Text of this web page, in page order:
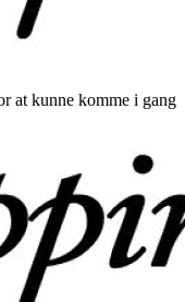
at kunne komme i gang